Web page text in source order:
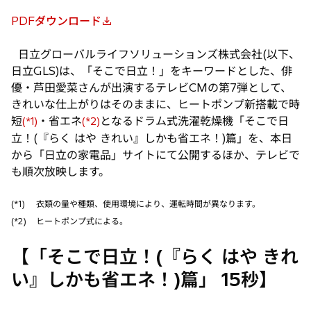
PDFダウンロード
新
い
タ
ブ
で
開
く
日立グローバルライフソリューションズ株式会社(以下、
日立GLS)は、「そこで日立！」をキーワードとした、俳
優・芦田愛菜さんが出演するテレビCMの第7弾として、
きれいな仕上がりはそのままに、ヒートポンプ新搭載で時
短(*1) ・省エネ(*2) となるドラム式洗濯乾燥機「そこで日
立！(『らく はや きれい』しかも省エネ！)篇」を、本日
から「日立の家電品」サイトにて公開するほか、テレビで
も順次放映します。
(*1)
衣類の量や種類、使用環境により、運転時間が異なります。
(*2)
ヒートポンプ式による。
【「そこで日立！(『らく はや きれ
い』しかも省エネ！)篇」 15秒】